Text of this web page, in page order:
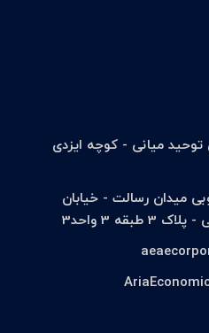
توحید میانی - کوچه ایزدی
میدان رسالت - خیابان
3 واحد3